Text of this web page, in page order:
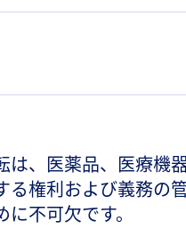
は、医薬品、医療機
権利および義務の管
不可欠です。